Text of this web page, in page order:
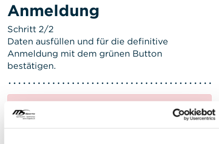
Anmeldung
Schritt 2/2
Daten ausfüllen und für die definitive
Anmeldung mit dem grünen Button
bestätigen.
Anlass gefunden werden